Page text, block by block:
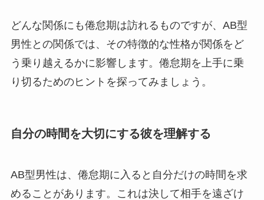
どんな関係にも倦怠期は訪れるものですが、AB型
男性との関係では、その特徴的な性格が関係をど
う乗り越えるかに影響します。倦怠期を上手に乗
り切るためのヒントを探ってみましょう。
自分の時間を大切にする彼を理解する
AB型男性は、倦怠期に入ると自分だけの時間を求
めることがあります。これは決して相手を遠ざけ